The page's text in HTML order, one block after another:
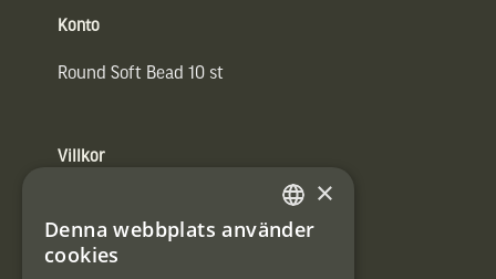
Konto
Round Soft Bead 10 st
Villkor
Användarvillkor
SWEDISH
×
Denna webbplats använder
cookies